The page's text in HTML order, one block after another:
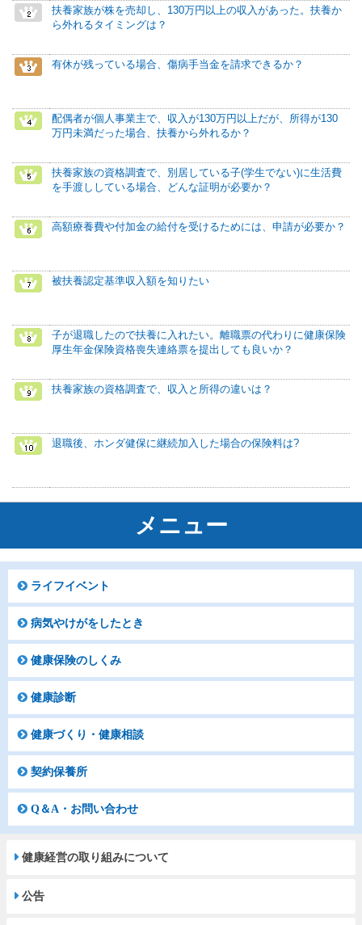
扶養家族が株を売却し、130万円以上の収入があった。扶養か
ら外れるタイミングは？
有休が残っている場合、傷病手当金を請求できるか？
配偶者が個人事業主で、収入が130万円以上だが、所得が130
万円未満だった場合、扶養から外れるか？
扶養家族の資格調査で、別居している子(学生でない)に生活費
を手渡ししている場合、どんな証明が必要か？
高額療養費や付加金の給付を受けるためには、申請が必要か？
被扶養認定基準収入額を知りたい
子が退職したので扶養に入れたい。離職票の代わりに健康保険
厚生年金保険資格喪失連絡票を提出しても良いか？
扶養家族の資格調査で、収入と所得の違いは？
退職後、ホンダ健保に継続加入した場合の保険料は?
メニュー
ライフイベント
病気やけがをしたとき
健康保険のしくみ
健康診断
健康づくり・健康相談
契約保養所
Q＆A・お問い合わせ
健康経営の取り組みについて
公告